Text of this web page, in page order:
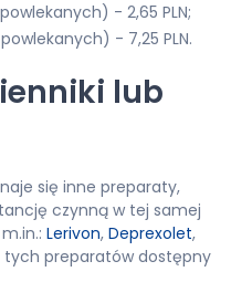
- 2,65 PLN;
- 7,25 PLN.
lub
się inne preparaty,
czynną w tej samej
Lerivon, Deprexolet,
tych preparatów dostępny